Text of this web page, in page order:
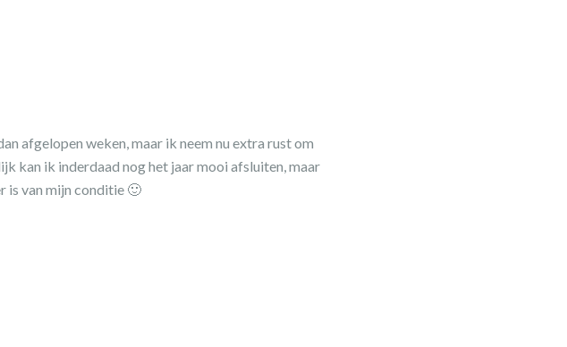
afgelopen weken, maar ik neem nu extra rust om
kan ik inderdaad nog het jaar mooi afsluiten, maar
is van mijn conditie 🙂